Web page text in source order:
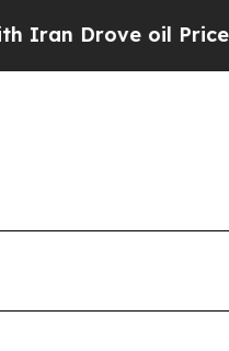
oil Prices Higher,